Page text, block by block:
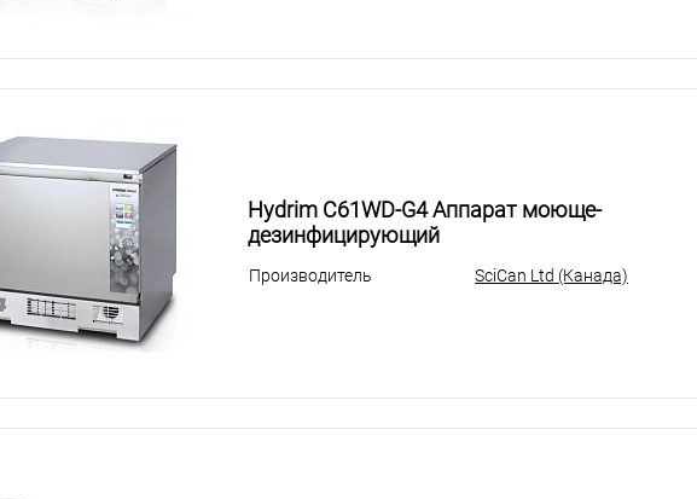
Hydrim С61WD-G4 Аппарат моюще-
дезинфицирующий
Производитель SciCan Ltd (Канада)